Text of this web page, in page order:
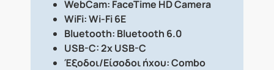
WebCam: FaceTime HD Camera
WiFi: Wi-Fi 6E
Bluetooth: Bluetooth 6.0
USB-C: 2x USB-C
Έξοδοι/Είσοδοι ήχου: Combo